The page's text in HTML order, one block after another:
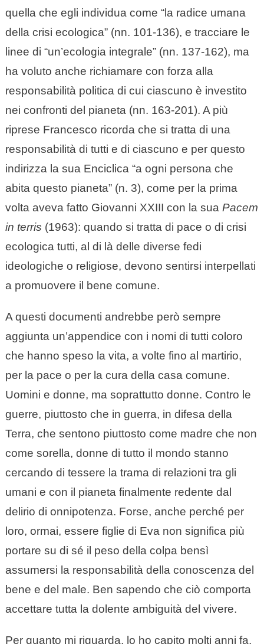
quella che egli individua come “la radice umana
della crisi ecologica” (nn. 101-136), e tracciare le
linee di “un’ecologia integrale” (nn. 137-162), ma
ha voluto anche richiamare con forza alla
responsabilità politica di cui ciascuno è investito
nei confronti del pianeta (nn. 163-201). A più
riprese Francesco ricorda che si tratta di una
responsabilità di tutti e di ciascuno e per questo
indirizza la sua Enciclica “a ogni persona che
abita questo pianeta” (n. 3), come per la prima
volta aveva fatto Giovanni XXIII con la sua Pacem
in terris (1963): quando si tratta di pace o di crisi
ecologica tutti, al di là delle diverse fedi
ideologiche o religiose, devono sentirsi interpellati
a promuovere il bene comune.
A questi documenti andrebbe però sempre
aggiunta un’appendice con i nomi di tutti coloro
che hanno speso la vita, a volte fino al martirio,
per la pace o per la cura della casa comune.
Uomini e donne, ma soprattutto donne. Contro le
guerre, piuttosto che in guerra, in difesa della
Terra, che sentono piuttosto come madre che non
come sorella, donne di tutto il mondo stanno
cercando di tessere la trama di relazioni tra gli
umani e con il pianeta finalmente redente dal
delirio di onnipotenza. Forse, anche perché per
loro, ormai, essere figlie di Eva non significa più
portare su di sé il peso della colpa bensì
assumersi la responsabilità della conoscenza del
bene e del male. Ben sapendo che ciò comporta
accettare tutta la dolente ambiguità del vivere.
Per quanto mi riguarda, lo ho capito molti anni fa,